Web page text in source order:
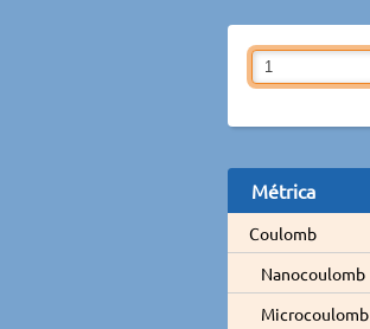
Métrica
Coulomb
Nanocoulomb
Microcoulomb